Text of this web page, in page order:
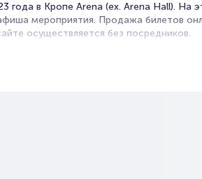
года в Кропе Arena (ex. Arena Hall). На
мероприятия. Продажа билетов
осуществляется без посредников.